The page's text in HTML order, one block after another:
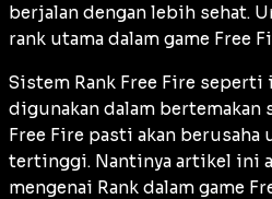
berjalan dengan lebih sehat.
rank utama dalam game Free
Sistem Rank Free Fire
digunakan dalam bertemakan
Free Fire pasti akan
tertinggi. Nantinya artikel ini
mengenai Rank dalam game